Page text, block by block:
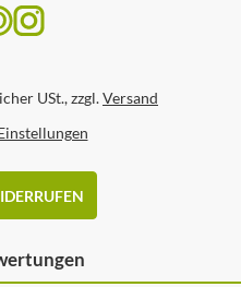
USt., zzgl.Versand